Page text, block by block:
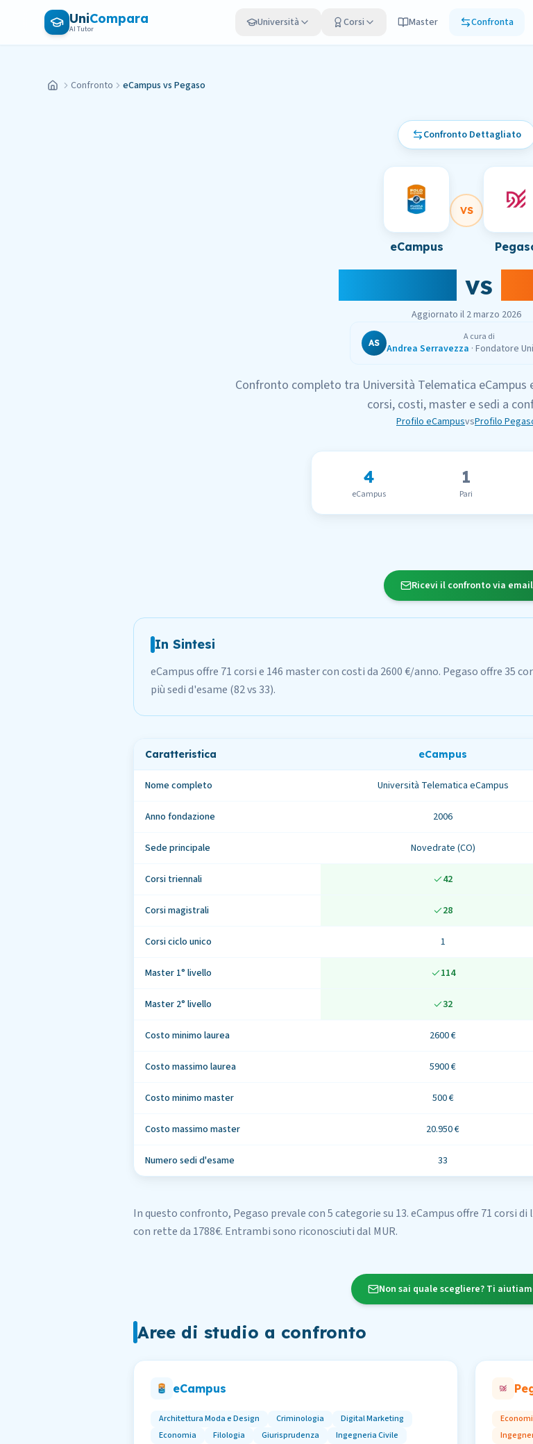
Vai al contenuto principale
UniCompara
AI Tutor Università Corsi Master Confronta
Home Confronto eCampus vs Pegaso
Confronto Dettagliato
eCampus
VS
vs
Aggiornato il 2 marzo 2026
AS
A cura di
Andrea Serravezza · Fondatore
Confronto completo tra Università Telematica eCampus
corsi, costi, master e sedi a
ProfiloeCampusvsProfilo
4
eCampus
1
Pari
Ricevi il confronto via email
In Sintesi
eCampus offre 71 corsi e 146 master con costi da 2600 €/anno. Pegaso offre 35
più sedi d'esame (82 vs 33).
Caratteristica eCampus
Nome completo Università Telematica eCampus
Anno fondazione 2006
Sede principale Novedrate (CO)
Corsi triennali 42
Corsi magistrali 28
Corsi ciclo unico 1
Master 1° livello 114
Master 2° livello 32
Costo minimo laurea 2600 €
Costo massimo laurea 5900 €
Costo minimo master 500 €
Costo massimo master 20.950 €
Numero sedi d'esame 33
In questo confronto, Pegaso prevale con 5 categorie su 13.eCampusoffre 71corsi di
con rette da 1788€. Entrambi sono riconosciuti dal MUR.
Non sai quale scegliere? Ti
Aree di studio a confronto
eCampus
Architettura Moda e Design Criminologia
Digital Marketing
Economia
Filologia Giurisprudenza
Ingegneria Civile